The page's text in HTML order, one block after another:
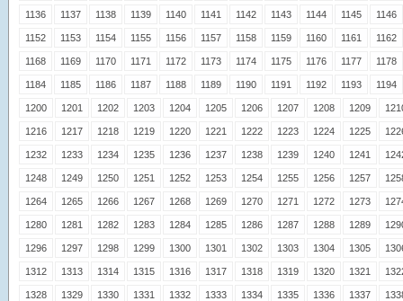
1136 1137 1138 1139 1140 1141 1142 1143 1144 1145 1146
1152 1153 1154 1155 1156 1157 1158 1159 1160 1161 1162
1168 1169 1170 1171 1172 1173 1174 1175 1176 1177 1178
1184 1185 1186 1187 1188 1189 1190 1191 1192 1193 1194
1200 1201 1202 1203 1204 1205 1206 1207 1208 1209
1216 1217 1218 1219 1220 1221 1222 1223 1224 1225
1232 1233 1234 1235 1236 1237 1238 1239 1240 1241
1248 1249 1250 1251 1252 1253 1254 1255 1256 1257
1264 1265 1266 1267 1268 1269 1270 1271 1272 1273
1280 1281 1282 1283 1284 1285 1286 1287 1288 1289
1296 1297 1298 1299 1300 1301 1302 1303 1304 1305
1312 1313 1314 1315 1316 1317 1318 1319 1320 1321
1328 1329 1330 1331 1332 1333 1334 1335 1336 1337